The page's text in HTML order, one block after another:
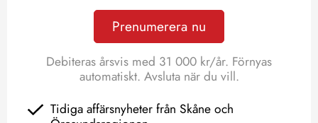
Prenumerera nu
Debiteras årsvis med 31 000 kr/år. Förnyas
automatiskt. Avsluta när du vill.
Tidiga affärsnyheter från Skåne och